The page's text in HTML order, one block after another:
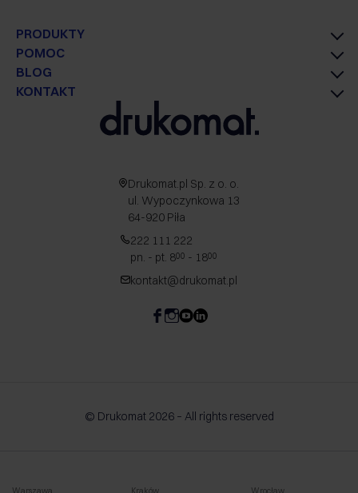
PRODUKTY
POMOC
BLOG
KONTAKT
Drukomat.pl Sp. z o. o.
ul. Wypoczynkowa 13
64-920 Piła
222 111 222
pn. - pt. 800 - 1800
kontakt@drukomat.pl
© Drukomat 2026 – All rights reserved